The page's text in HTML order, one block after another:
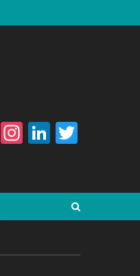
Facebook
Instagram
LinkedIn